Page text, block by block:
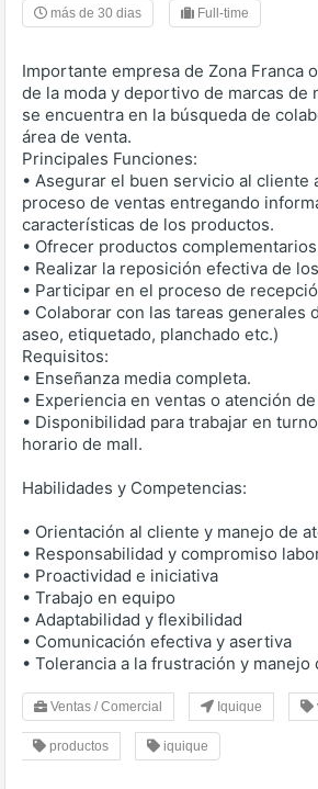
más de 30 dias Full-time
Importante empresa de Zona Franca
de la moda y deportivo de marcas de
se encuentra en la búsqueda de
área de venta.
Principales Funciones:
• Asegurar el buen servicio al cliente
proceso de ventas entregando
características de los productos.
• Ofrecer productos
• Realizar la reposición efectiva de
• Participar en el proceso de
• Colaborar con las tareas generales
aseo, etiquetado, planchado etc.)
Requisitos:
• Enseñanza media completa.
• Experiencia en ventas o atención
• Disponibilidad para trabajar en
horario de mall.
Habilidades y Competencias:
• Orientación al cliente y manejo de
• Responsabilidad y compromiso
• Proactividad e iniciativa
• Trabajo en equipo
• Adaptabilidad y flexibilidad
• Comunicación efectiva y asertiva
• Tolerancia a la frustración y manejo
Ventas / Comercial Iquique
productos iquique